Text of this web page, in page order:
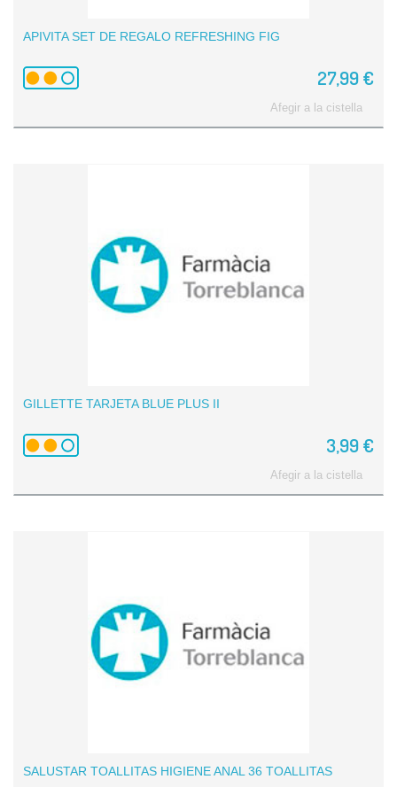
APIVITA SET DE REGALO REFRESHING FIG
27,99 €
Afegir a la cistella
GILLETTE TARJETA BLUE PLUS II
3,99 €
Afegir a la cistella
SALUSTAR TOALLITAS HIGIENE ANAL 36 TOALLITAS